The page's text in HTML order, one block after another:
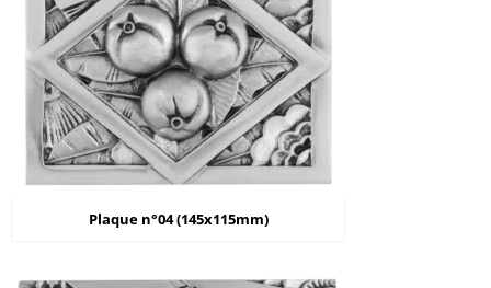
Plaque n°04 (145x115mm)